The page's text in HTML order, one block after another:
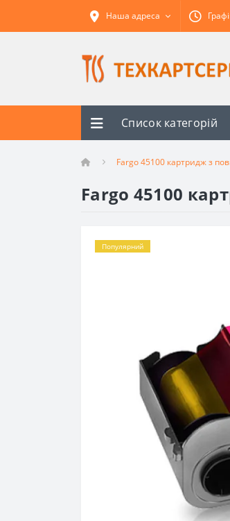
Наша адреса
Список категорій
Fargo 45100 картридж з
Fargo 45100
Популярний